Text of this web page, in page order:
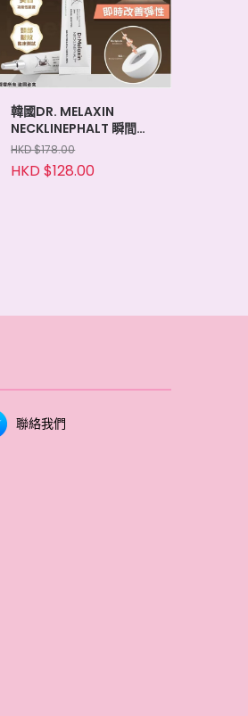
韓國DR. MELAXIN
NECKLINEPHALT 瞬間緊
緻頸霜 20ML
HKD $178.00
HKD $128.00
聯絡我們